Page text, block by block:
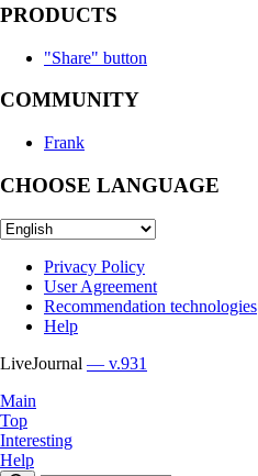
PRODUCTS
"Share" button
COMMUNITY
Frank
CHOOSE LANGUAGE
Privacy Policy
User Agreement
Recommendation technologies
Help
LiveJournal — v.931
Main
Top
Interesting
Help